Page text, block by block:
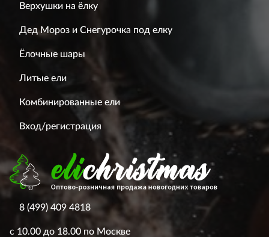
Верхушки на ёлку
Дед Мороз и Снегурочка под елку
Ёлочные шары
Литые ели
Комбинированные ели
Вход/регистрация
8 (499) 409 4818
с 10.00 до 18.00 по Москве